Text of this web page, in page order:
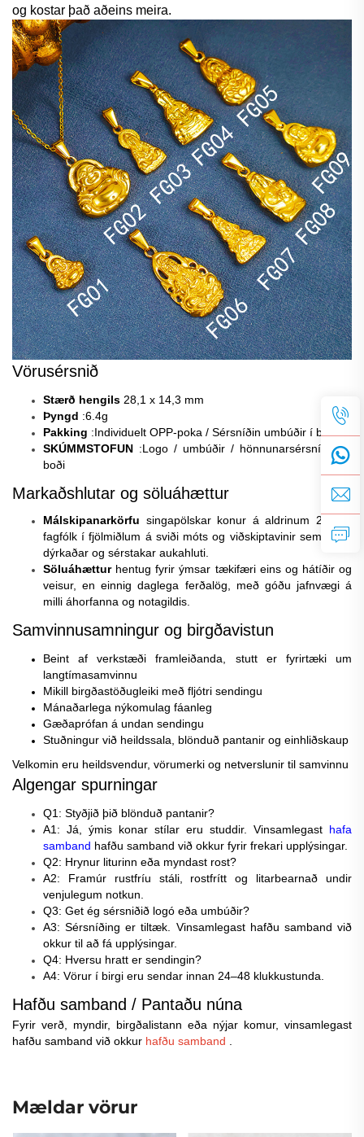
og kostar það aðeins meira.
Vörusérsnið
Stærð hengils 28,1 x 14,3 mm
Þyngd :6 .4g
Pakking :Individuelt OPP-poka / Sérsníðin umbúðir í boði
SKÚMMSTOFUN :Logo / umbúðir / hönnunarsérsníðing í
boði
Markaðshlutar og söluáhættur
Málskipanarkörfu singapölskar konur á aldrinum 25–45,
fagfólk í fjölmiðlum á sviði móts og viðskiptavinir sem meta
dýrkaðar og sérstakar aukahluti.
Söluáhættur hentug fyrir ýmsar tækifæri eins og hátíðir og
veisur, en einnig daglega ferðalög, með góðu jafnvægi á
milli áhorfanna og notagildis.
Samvinnusamningur og birgðavistun
Beint af verkstæði framleiðanda, stutt er fyrirtæki um
langtímasamvinnu
Mikill birgðastöðugleiki með fljótri sendingu
Mánaðarlega nýkomulag fáanleg
Gæðaprófan á undan sendingu
Stuðningur við heildssala, blönduð pantanir og einhliðskaup
Velkomin eru heildsvendur, vörumerki og netverslunir til samvinnu
Algengar spurningar
Q1: Styðjið þið blönduð pantanir?
A1: Já, ýmis konar stílar eru studdir. Vinsamlegast hafa
samband hafðu samband við okkur fyrir frekari upplýsingar.
Q2: Hrynur liturinn eða myndast rost?
A2: Framúr rustfríu stáli, rostfrítt og litarbearnað undir
venjulegum notkun.
Q3: Get ég sérsniðið logó eða umbúðir?
A3: Sérsníðing er tiltæk. Vinsamlegast hafðu samband við
okkur til að fá upplýsingar.
Q4: Hversu hratt er sendingin?
A4: Vörur í birgi eru sendar innan 24–48 klukkustunda.
Hafðu samband / Pantaðu núna
Fyrir verð, myndir, birgðalistann eða nýjar komur, vinsamlegast
hafðu samband við okkur hafðu samband
Mældar vörur